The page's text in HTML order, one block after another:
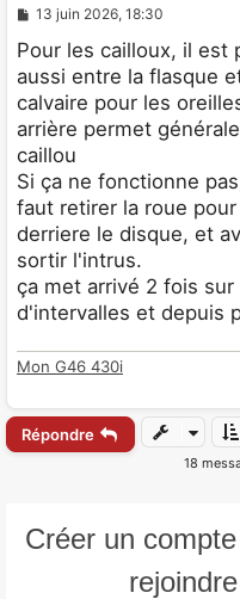
M
s
s
a
g
e
13 juin 2026, 18:30
Pour les cailloux, il est
aussi entre la flasque
calvaire pour les
arrière permet
caillou
Si ça ne fonctionne
faut retirer la roue
derriere le disque, et
sortir l'intrus.
ça met arrivé 2 fois
d'intervalles et depuis
Mon G46 430i
Répondre
18
Créer un